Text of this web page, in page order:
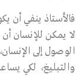
فالأستاذ ينفي أن
لا يمكن للإنسان
الوصول إلى
والتبليغ، لكي